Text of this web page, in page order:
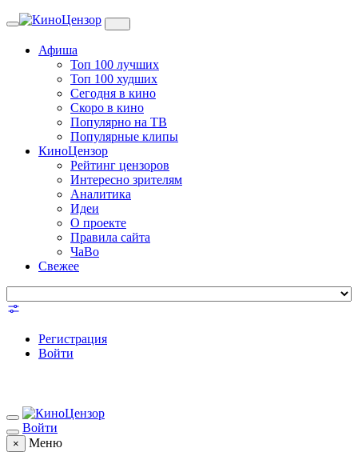
Toggle
Афиша
Топ 100 лучших
Топ 100 худших
Сегодня в кино
Скоро в кино
Популярно на ТВ
Популярные клипы
КиноЦензор
Рейтинг цензоров
Интересно зрителям
Аналитика
Идеи
О проекте
Правила сайта
ЧаВо
Свежее
Регистрация
Войти
Войти
× Меню